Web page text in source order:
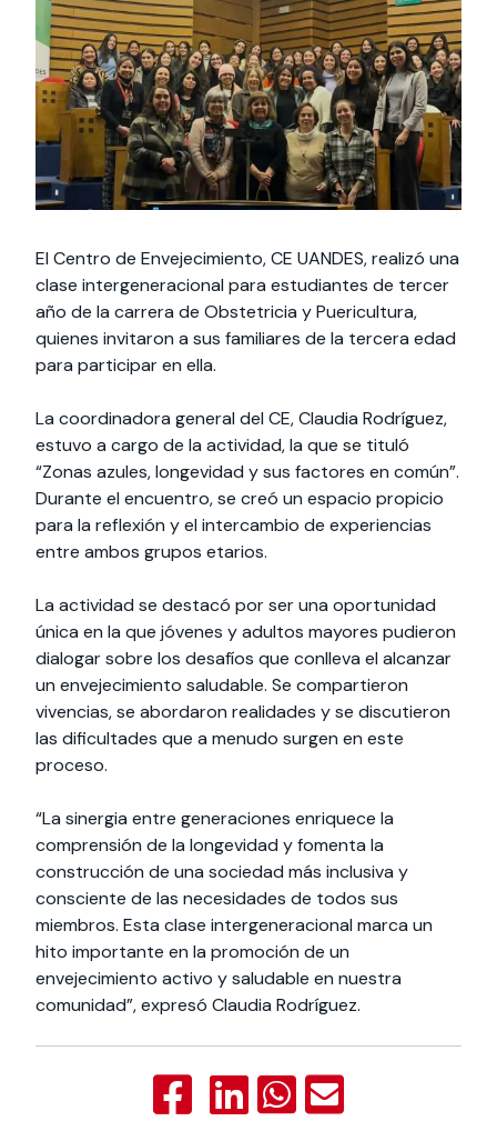
cursos
Especialidades y
estadías
Te puede
interesar:
International
students
Facultades
interesar:
2025
vinculación con la
sociedad
Extensión Cultural
Te puede interesar:Filantropía y Donaciones
intercambio
Servicios y apoyos
Te puede
interesar:
Explora el campus
Uandes
Noticias
estudiantiles
El Centro de Envejecimiento, CE UANDES, realizó una
clase intergeneracional para estudiantes de tercer
año de la carrera de Obstetricia y Puericultura,
quienes invitaron a sus familiares de la tercera edad
para participar en ella.
La coordinadora general del CE, Claudia Rodríguez,
estuvo a cargo de la actividad, la que se tituló
“Zonas azules, longevidad y sus factores en común”.
Durante el encuentro, se creó un espacio propicio
para la reflexión y el intercambio de experiencias
entre ambos grupos etarios.
La actividad se destacó por ser una oportunidad
única en la que jóvenes y adultos mayores pudieron
dialogar sobre los desafíos que conlleva el alcanzar
un envejecimiento saludable. Se compartieron
vivencias, se abordaron realidades y se discutieron
las dificultades que a menudo surgen en este
proceso.
“La sinergia entre generaciones enriquece la
comprensión de la longevidad y fomenta la
construcción de una sociedad más inclusiva y
consciente de las necesidades de todos sus
miembros. Esta clase intergeneracional marca un
hito importante en la promoción de un
envejecimiento activo y saludable en nuestra
comunidad”, expresó Claudia Rodríguez.